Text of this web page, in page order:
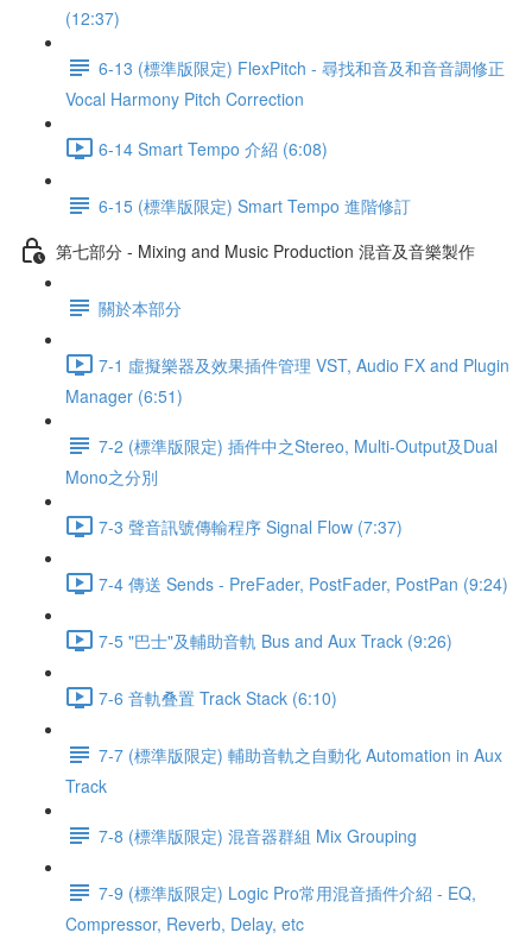
(12:37)
6-13 (標準版限定) FlexPitch - 尋找和音及和音音調修正
Vocal Harmony Pitch Correction
6-14 Smart Tempo 介紹 (6:08)
6-15 (標準版限定) Smart Tempo 進階修訂
第七部分 - Mixing and Music Production 混音及音樂製作
關於本部分
7-1 虛擬樂器及效果插件管理 VST, Audio FX and Plugin
Manager (6:51)
7-2 (標準版限定) 插件中之Stereo, Multi-Output及Dual
Mono之分別
7-3 聲音訊號傳輸程序 Signal Flow (7:37)
7-4 傳送 Sends - PreFader, PostFader, PostPan (9:24)
7-5 "巴士"及輔助音軌 Bus and Aux Track (9:26)
7-6 音軌叠置 Track Stack (6:10)
7-7 (標準版限定) 輔助音軌之自動化 Automation in Aux
Track
7-8 (標準版限定) 混音器群組 Mix Grouping
7-9 (標準版限定) Logic Pro常用混音插件介紹 - EQ,
Compressor, Reverb, Delay, etc